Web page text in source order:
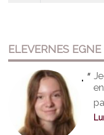
ELEVERNES EGNE
" "